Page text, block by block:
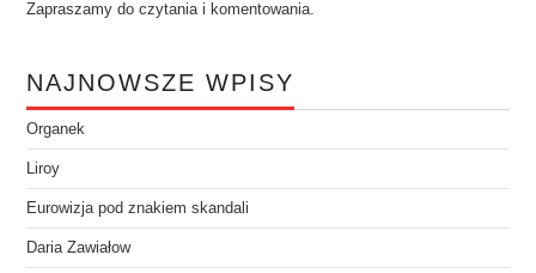
Zapraszamy do czytania i komentowania.
NAJNOWSZE WPISY
Organek
Liroy
Eurowizja pod znakiem skandali
Daria Zawiałow